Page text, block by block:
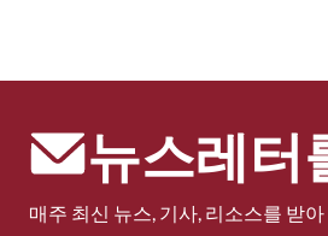
뉴스레터
매주 최신 뉴스, 기사, 리소스를 받